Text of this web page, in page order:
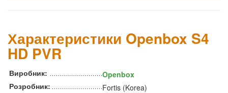
Характеристики Openbox S4
HD PVR
Виробник:
Openbox
Розробник:
Fortis (Korea)